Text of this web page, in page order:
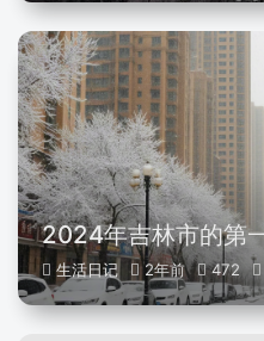
2024年吉林市的第
生活日记 2年前 472